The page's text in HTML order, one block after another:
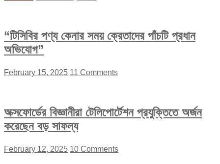
“টিসিবির পণ্য কেনার সময় ক্রেতাদের পাঁচটি প্রধান
অভিযোগ”
February 15, 2025 11 Comments
অক্সফোর্ডের বিজ্ঞানীরা টেলিপোর্টেশন প্রযুক্তিতে অর্জন
করেছেন বড় সাফল্য
February 12, 2025 10 Comments